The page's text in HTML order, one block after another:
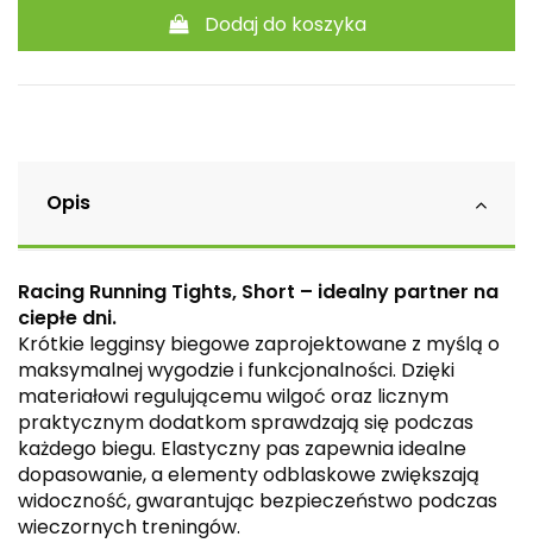
Dodaj do koszyka
Opis
Racing Running Tights, Short – idealny partner na
ciepłe dni.
Krótkie legginsy biegowe zaprojektowane z myślą o
maksymalnej wygodzie i funkcjonalności. Dzięki
materiałowi regulującemu wilgoć oraz licznym
praktycznym dodatkom sprawdzają się podczas
każdego biegu. Elastyczny pas zapewnia idealne
dopasowanie, a elementy odblaskowe zwiększają
widoczność, gwarantując bezpieczeństwo podczas
wieczornych treningów.